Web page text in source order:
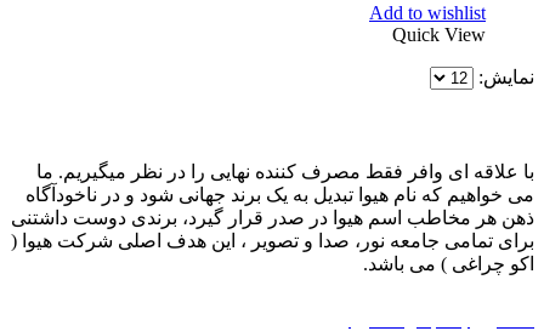
Add to wishlist
Quick View
نمایش:
با علاقه ای وافر فقط مصرف کننده نهایی را در نظر میگیریم. ما
می خواهیم که نام هیوا تبدیل به یک برند جهانی شود و در ناخودآگاه
ذهن هر مخاطب اسم هیوا در صدر قرار گیرد، برندی دوست داشتنی
برای تمامی جامعه نور، صدا و تصویر ، این هدف اصلی شرکت هیوا (
اکو چراغی ) می باشد.